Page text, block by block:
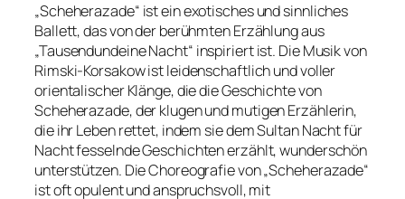
„Scheherazade“ ist ein exotisches und sinnliches
Ballett, das von der berühmten Erzählung aus
„Tausendundeine Nacht“ inspiriert ist. Die Musik von
Rimski-Korsakow ist leidenschaftlich und voller
orientalischer Klänge, die die Geschichte von
Scheherazade, der klugen und mutigen Erzählerin,
die ihr Leben rettet, indem sie dem Sultan Nacht für
Nacht fesselnde Geschichten erzählt, wunderschön
unterstützen. Die Choreografie von „Scheherazade“
ist oft opulent und anspruchsvoll, mit